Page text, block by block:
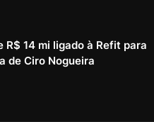
R$ 14 mi ligado à Refit para
de Ciro Nogueira